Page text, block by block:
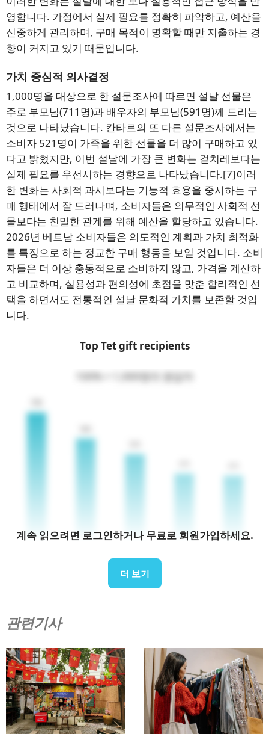
영합니다. 가정에서 실제 필요를 정확히 파악하고, 예산을
신중하게 관리하며, 구매 목적이 명확할 때만 지출하는 경
향이 커지고 있기 때문입니다.
가치 중심적 의사결정
1,000명을 대상으로 한 설문조사에 따르면 설날 선물은
주로 부모님(711명)과 배우자의 부모님(591명)께 드리는
것으로 나타났습니다. 칸타르의 또 다른 설문조사에서는
소비자 521명이 가족을 위한 선물을 더 많이 구매하고 있
다고 밝혔지만, 이번 설날에 가장 큰 변화는 겉치레보다는
실제 필요를 우선시하는 경향으로 나타났습니다.[7]이러
한 변화는 사회적 과시보다는 기능적 효용을 중시하는 구
매 행태에서 잘 드러나며, 소비자들은 의무적인 사회적 선
물보다는 친밀한 관계를 위해 예산을 할당하고 있습니다.
2026년 베트남 소비자들은 의도적인 계획과 가치 최적화
를 특징으로 하는 정교한 구매 행동을 보일 것입니다. 소비
자들은 더 이상 충동적으로 소비하지 않고, 가격을 계산하
고 비교하며, 실용성과 편의성에 초점을 맞춘 합리적인 선
택을 하면서도 전통적인 설날 문화적 가치를 보존할 것입
니다.
Top Tet gift recipients
100% = 1,000명의 응답자
베트남 소매 시장은 2025년 설 연휴 기간 동안 뚜렷한 멀
티채널 특성을 보였습니다. 전통적인 유통 채널은 설 연휴
쇼핑객의 84%에게 여전히 가장 선호되는 선택이었으며,
현대적인 유통 채널은 전체 매출의 14%를 차지하여 깊이
뿌리내린 현지 쇼핑 습관을 반영했습니다. 2026년에는 전
계속 읽으려면 로그인하거나 무료로 회원가입하세요.
더 보기
관련기사